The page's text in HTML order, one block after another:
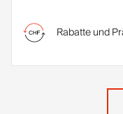
Rabatte und